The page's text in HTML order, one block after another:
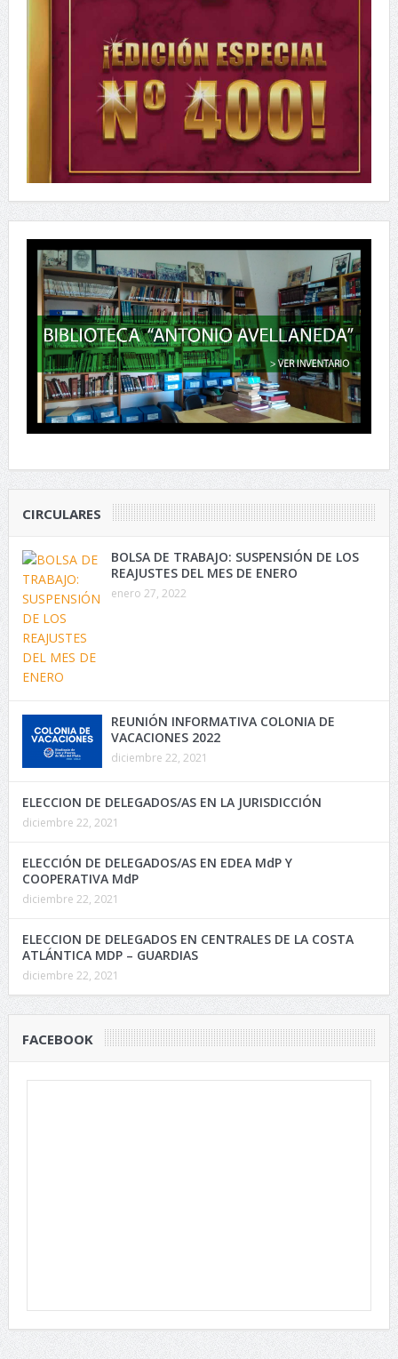
CIRCULARES
BOLSA DE TRABAJO: SUSPENSIÓN DE LOS
REAJUSTES DEL MES DE ENERO
enero 27, 2022
REUNIÓN INFORMATIVA COLONIA DE
VACACIONES 2022
diciembre 22, 2021
ELECCION DE DELEGADOS/AS EN LA JURISDICCIÓN
diciembre 22, 2021
ELECCIÓN DE DELEGADOS/AS EN EDEA MdP Y
COOPERATIVA MdP
diciembre 22, 2021
ELECCION DE DELEGADOS EN CENTRALES DE LA COSTA
ATLÁNTICA MDP – GUARDIAS
diciembre 22, 2021
FACEBOOK